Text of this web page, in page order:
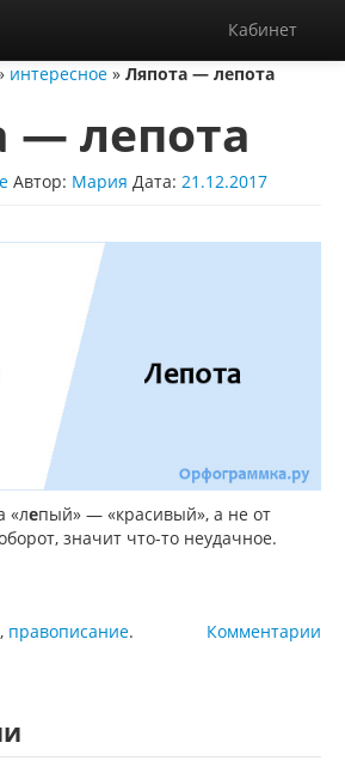
Кабинет
интересное » Ляпота — лепота
— лепота
Автор: Мария Дата: 21.12.2017
«лепый» — «красивый», а не от
значит что-то неудачное.
Комментарии
, правописание.